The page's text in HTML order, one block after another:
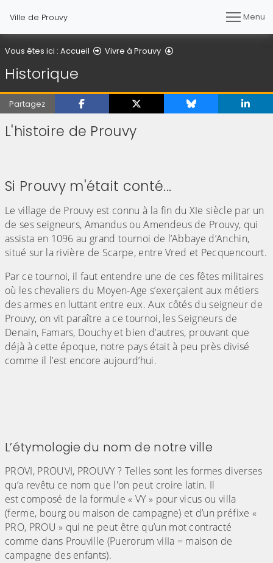
Ville de Prouvy Menu
Vous êtes ici : Accueil Vivre à Prouvy
Historique
Partagez
L'histoire de Prouvy
Si Prouvy m'était conté...
Le village de Prouvy est connu à la fin du XIe siècle par un
de ses seigneurs, Amandus ou Amendeus de Prouvy, qui
assista en 1096 au grand tournoi de l’Abbaye d’Anchin,
situé sur la rivière de Scarpe, entre Vred et Pecquencourt.
Par ce tournoi, il faut entendre une de ces fêtes militaires
où les chevaliers du Moyen-Age s’exerçaient aux métiers
des armes en luttant entre eux. Aux côtés du seigneur de
Prouvy, on vit paraître a ce tournoi, les Seigneurs de
Denain, Famars, Douchy et bien d’autres, prouvant que
déjà à cette époque, notre pays était à peu près divisé
comme il l’est encore aujourd’hui.
L’étymologie du nom de notre ville
PROVI, PROUVI, PROUVY ? Telles sont les formes diverses
qu’a revêtu ce nom que l'on peut croire latin. Il
est composé de la formule « VY » pour vicus ou villa
(ferme, bourg ou maison de campagne) et d’un préfixe «
PRO, PROU » qui ne peut être qu’un mot contracté
comme dans Prouville (Puerorum viIIa = maison de
campagne des enfants).